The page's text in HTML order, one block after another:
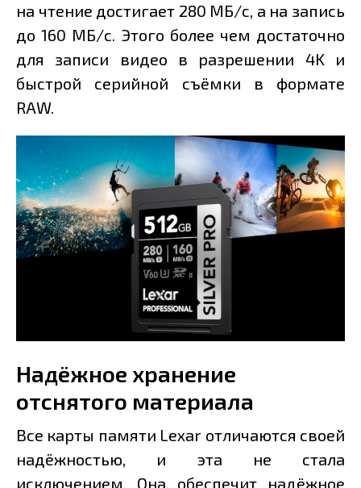
на чтение достигает 280 МБ/с, а на запись
до 160 МБ/с. Этого более чем достаточно
для записи видео в разрешении 4K и
быстрой серийной съёмки в формате
RAW.
Надёжное хранение
отснятого материала
Все карты памяти Lexar отличаются своей
надёжностью, и эта не стала
исключением. Она обеспечит надёжное